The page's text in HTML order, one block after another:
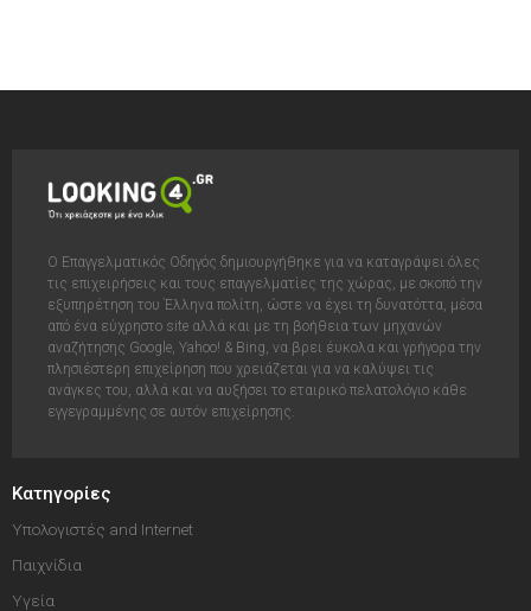
Ο Επαγγελματικός Οδηγός δημιουργήθηκε για να καταγράψει όλες
τις επιχειρήσεις και τους επαγγελματίες της χώρας, με σκοπό την
εξυπηρέτηση του Έλληνα πολίτη, ώστε να έχει τη δυνατόττα, μέσα
από ένα εύχρηστο site αλλά και με τη βοήθεια των μηχανών
αναζήτησης Google, Yahoo! & Bing, να βρει έυκολα και γρήγορα την
πλησιέστερη επιχείρηση που χρειάζεται για να καλύψει τις
ανάγκες του, αλλά και να αυξήσει το εταιρικό πελατολόγιο κάθε
εγγεγραμμένης σε αυτόν επιχείρησης.
Κατηγορίες
Υπολογιστές and Internet
Παιχνίδια
Υγεία